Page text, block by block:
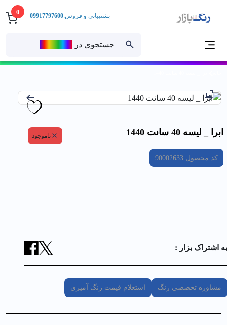
0
جستجوی در
پشتیبانی و فروش:09917797600
ابرا _ ليسه 40 سانت 1440 ناموجود
کد محصول90002633
به اشتراک بزار :
مشاوره تخصصی رنگ استعلام قیمت رنگ آمیزی